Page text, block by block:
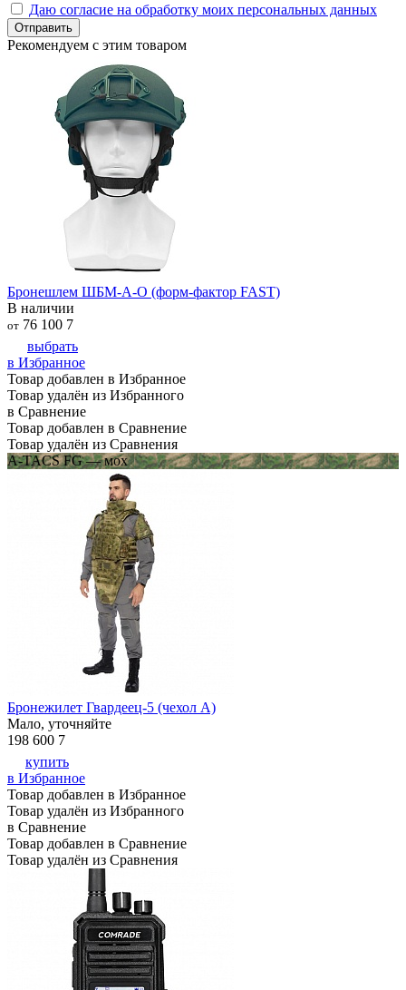
Даю согласие на обработку моих персональных данных
Отправить
Рекомендуем с этим товаром
Бронешлем ШБМ-А-О (форм-фактор FAST)
В наличии
от 76 100 7
выбрать
в Избранное
Товар добавлен в Избранное
Товар удалён из Избранного
в Сравнение
Товар добавлен в Сравнение
Товар удалён из Сравнения
A-TACS FG — мох
Бронежилет Гвардеец-5 (чехол А)
Мало, уточняйте
198 600 7
купить
в Избранное
Товар добавлен в Избранное
Товар удалён из Избранного
в Сравнение
Товар добавлен в Сравнение
Товар удалён из Сравнения